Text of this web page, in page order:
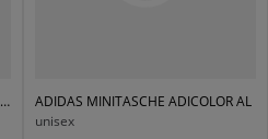
ADIDAS MINITASCHE ADICOLOR BB XS
ADIDAS MINITASCHE ADICOLOR AL
unisex